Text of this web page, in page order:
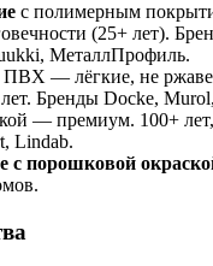
с полимерным
(25+ лет).
МеталлПрофиль.
ПВХ — лёгкие, не
Бренды Docke,
— премиум. 100+
Lindab.
порошковой